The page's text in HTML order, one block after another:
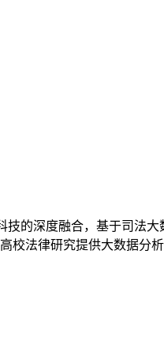
技的深度融合，基于司法
校法律研究提供大数据分